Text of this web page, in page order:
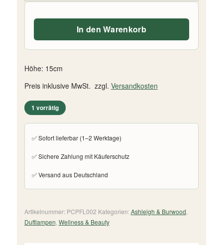
Höhe: 15cm
Preis inklusive MwSt. zzgl. Versandkosten
1 vorrätig
✅ Sofort lieferbar (1–2 Werktage)
✅ Sichere Zahlung mit Käuferschutz
✅ Versand aus Deutschland
In den Warenkorb
Artikelnummer: PCPFL002 Kategorien:Ashleigh & Burwood
Duftlampen Wellness & Beauty